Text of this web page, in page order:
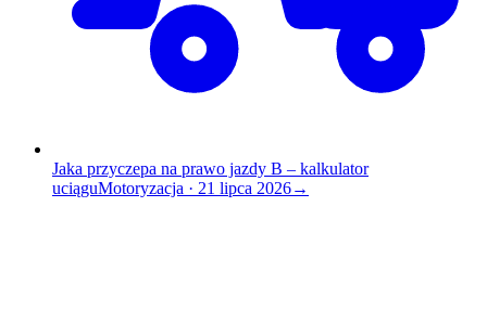
Jaka przyczepa na prawo jazdy B – kalkulator
uciąguMotoryzacja · 21 lipca 2026→